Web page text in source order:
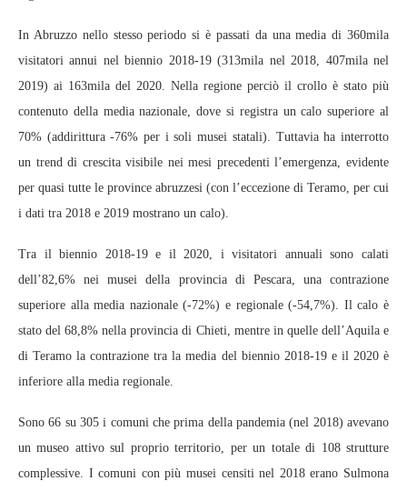
In Abruzzo nello stesso periodo si è passati da una media di 360mila
visitatori annui nel biennio 2018-19 (313mila nel 2018, 407mila nel
2019) ai 163mila del 2020. Nella regione perciò il crollo è stato più
contenuto della media nazionale, dove si registra un calo superiore al
70% (addirittura -76% per i soli musei statali). Tuttavia ha interrotto
un trend di crescita visibile nei mesi precedenti l’emergenza, evidente
per quasi tutte le province abruzzesi (con l’eccezione di Teramo, per cui
i dati tra 2018 e 2019 mostrano un calo).
Tra il biennio 2018-19 e il 2020, i visitatori annuali sono calati
dell’82,6% nei musei della provincia di Pescara, una contrazione
superiore alla media nazionale (-72%) e regionale (-54,7%). Il calo è
stato del 68,8% nella provincia di Chieti, mentre in quelle dell’Aquila e
di Teramo la contrazione tra la media del biennio 2018-19 e il 2020 è
inferiore alla media regionale.
Sono 66 su 305 i comuni che prima della pandemia (nel 2018) avevano
un museo attivo sul proprio territorio, per un totale di 108 strutture
complessive. I comuni con più musei censiti nel 2018 erano Sulmona